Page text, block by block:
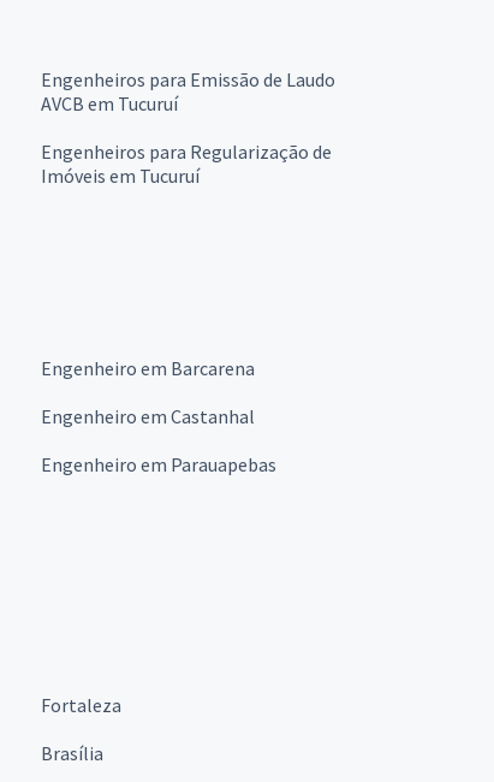
Engenheiros para Emissão de Laudo
AVCB em Tucuruí
Engenheiros para Regularização de
Imóveis em Tucuruí
Engenheiro em Barcarena
Engenheiro em Castanhal
Engenheiro em Parauapebas
Fortaleza
Brasília